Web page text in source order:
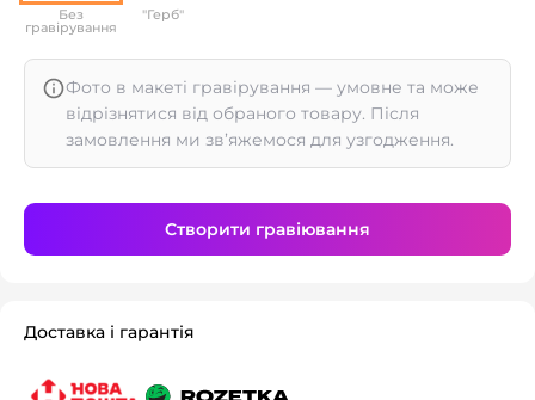
Без
гравірування
"Герб"
Фото в макеті гравірування — умовне та може
відрізнятися від обраного товару. Після
замовлення ми зв’яжемося для узгодження.
Створити гравіювання
Доставка і гарантія